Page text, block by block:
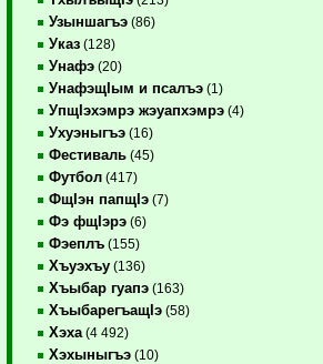
Узыншагъэ (86)
Указ (128)
Унафэ (20)
УнафэщIым и псалъэ (1)
УпщIэхэмрэ жэуапхэмрэ (4)
Ухуэныгъэ (16)
Фестиваль (45)
Футбол (417)
ФщIэн папщIэ (7)
Фэ фщIэрэ (6)
Фэеплъ (155)
Хъуэхъу (136)
Хъыбар гуапэ (163)
ХъыбарегъащIэ (58)
Хэха (4 492)
Хэхыныгъэ (10)